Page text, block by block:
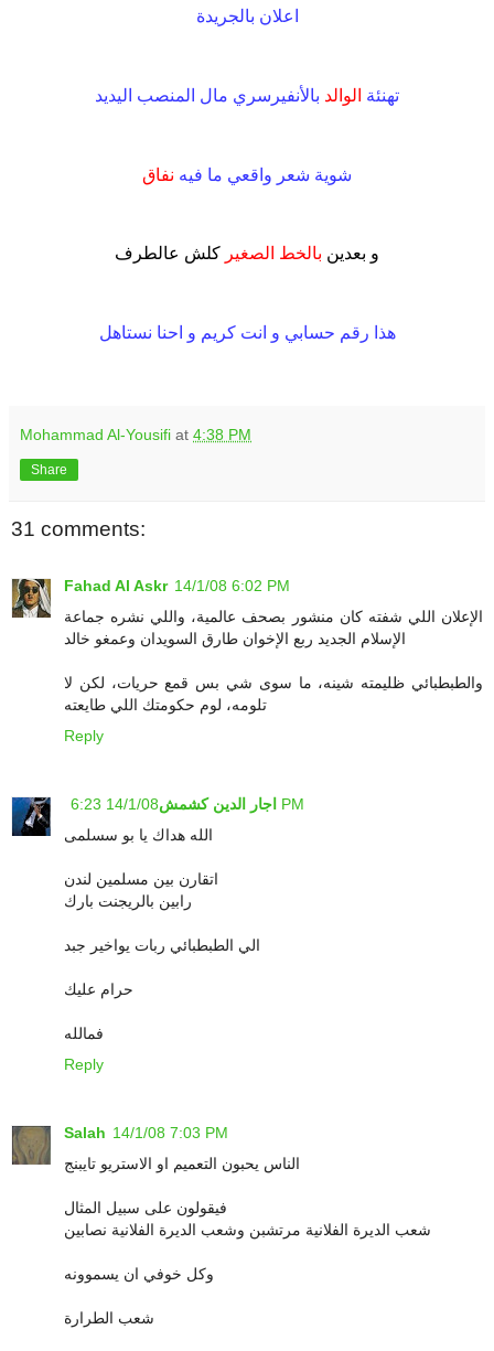
اعلان بالجريدة
تهنئة الوالد بالأنفيرسري مال المنصب اليديد
شوية شعر واقعي ما فيه نفاق
و بعدين بالخط الصغير كلش عالطرف
هذا رقم حسابي و انت كريم و احنا نستاهل
Mohammad Al-Yousifi at 4:38 PM
Share
31 comments:
Fahad Al Askr 14/1/08 6:02 PM
الإعلان اللي شفته كان منشور بصحف عالمية، واللي نشره جماعة
الإسلام الجديد ربع الإخوان طارق السويدان وعمغو خالد
والطبطبائي ظليمته شينه، ما سوى شي بس قمع حريات، لكن لا
تلومه، لوم حكومتك اللي طايعته
Reply
اجار الدين كشمش 14/1/08 6:23 PM
الله هداك يا بو سسلمى
اتقارن بين مسلمين لندن
رابين بالريجنت بارك
الي الطبطبائي ربات يواخير جبد
حرام عليك
فمالله
Reply
Salah 14/1/08 7:03 PM
الناس يحبون التعميم او الاستريو تايبنج
فيقولون على سبيل المثال
شعب الديرة الفلانية مرتشبن وشعب الديرة الفلانية نصابين
وكل خوفي ان يسموونه
شعب الطرارة